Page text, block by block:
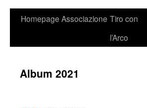
Homepage Associazione Tiro con
l’Arco
Album 2021